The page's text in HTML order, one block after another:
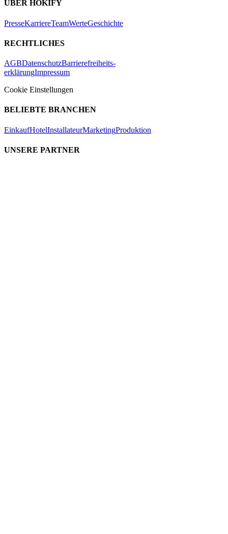
ÜBER HOKIFY
PresseKarriereTeamWerteGeschichte
RECHTLICHES
AGBDatenschutzBarrierefreiheits-
erklärungImpressum
Cookie Einstellungen
BELIEBTE BRANCHEN
EinkaufHotelInstallateurMarketingProduktion
UNSERE PARTNER